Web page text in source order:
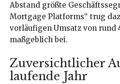
Abstand größte
Mortgage Platforms“ trug
vorläufigen Umsatz von rund
maßgeblich bei.
Zuversichtlicher
laufende Jahr